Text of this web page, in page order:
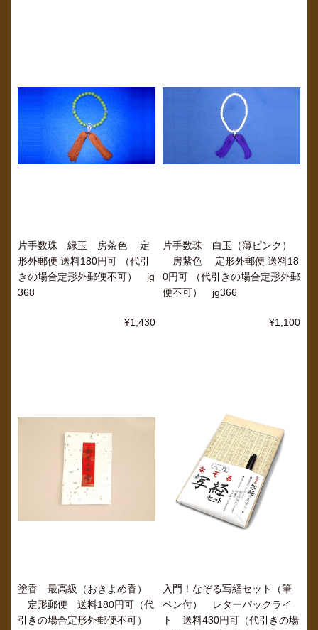
片手数珠 緑玉 房茶色 定
形外郵便 送料180円可 （代引
きの場合定形外郵便不可） jg
368
¥1,430
片手数珠 白玉（薄ピンク）
房紫色 定形外郵便 送料18
0円可 （代引きの場合定形外郵
便不可） jg366
¥1,100
塗香 最高級（おきよめ香）
定形郵便 送料180円可（代
引きの場合定形外郵便不可）
入門！なぞる写経セット（筆
ペン付） レターパックライ
ト 送料430円可（代引きの場